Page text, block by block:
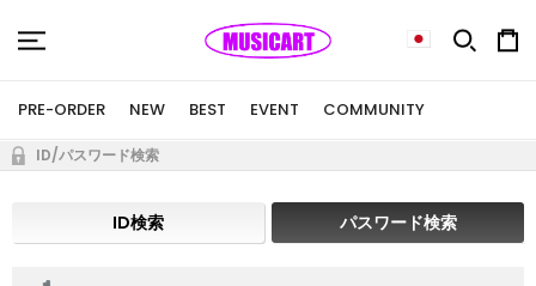
PRE-ORDER NEW BEST EVENT COMMUNITY
ID/パスワード検索
ID検索 パスワード検索